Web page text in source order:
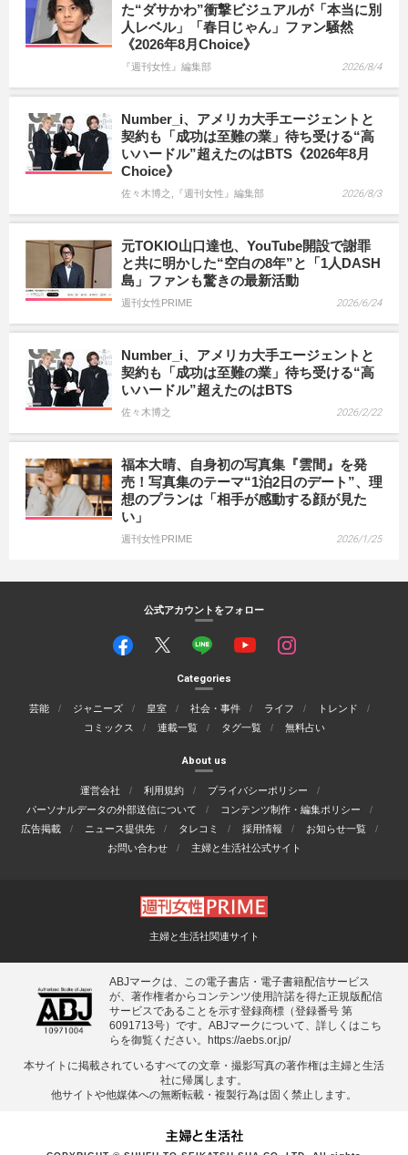
た“ダサかわ”衝撃ビジュアルが「本当に別
人レベル」「春日じゃん」ファン騒然
《2026年8月Choice》
『週刊女性』編集部 2026/8/4
Number_i、アメリカ大手エージェントと
契約も「成功は至難の業」待ち受ける“高
いハードル”超えたのはBTS《2026年8月
Choice》
佐々木博之,『週刊女性』編集部 2026/8/3
元TOKIO山口達也、YouTube開設で謝罪
と共に明かした“空白の8年”と「1人DASH
島」ファンも驚きの最新活動
週刊女性PRIME 2026/6/24
Number_i、アメリカ大手エージェントと
契約も「成功は至難の業」待ち受ける“高
いハードル”超えたのはBTS
佐々木博之 2026/2/22
福本大晴、自身初の写真集『雲間』を発
売！写真集のテーマ“1泊2日のデート”、理
想のプランは「相手が感動する顔が見た
い」
週刊女性PRIME 2026/1/25
公式アカウントをフォロー
Categories
芸能 ジャニーズ 皇室 社会・事件 ライフ
トレンド
コミックス
連載一覧 タグ一覧 無料占い
About us
運営会社 利用規約
プライバシーポリシー
パーソナルデータの外部送信について
コンテンツ制作・編集ポリシー
広告掲載
ニュース提供先 タレコミ 採用情報
お知らせ一覧
お問い合わせ
主婦と生活社公式サイト
主婦と生活社関連サイト
ABJマークは、この電子書店・電子書籍配信サービス
が、著作権者からコンテンツ使用許諾を得た正規版配信
サービスであることを示す登録商標（登録番号 第
6091713号）です。ABJマークについて、詳しくはこち
らを御覧ください。 https://aebs.or.jp/
本サイトに掲載されているすべての⽂章・撮影写真の著作権は主婦と⽣活
社に帰属します。
他サイトや他媒体への無断転載・複製⾏為は固く禁⽌します。